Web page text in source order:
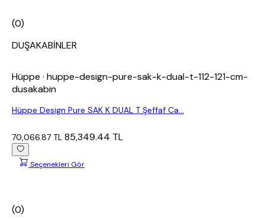
(0)
DUŞAKABİNLER
Hüppe · huppe-design-pure-sak-k-dual-t-112-121-cm-
dusakabin
Hüppe Design Pure SAK K DUAL T Şeffaf Ca...
70,066.87 TL 85,349.44 TL
Seçenekleri Gör
(0)